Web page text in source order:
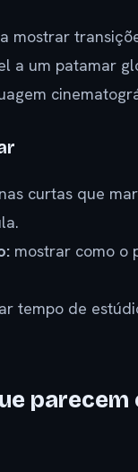
mostrar
a um patamar
curtas que
mostrar como o
tempo de
parecem